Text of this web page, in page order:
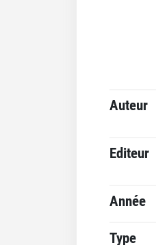
Auteur
Editeur
Année
Type